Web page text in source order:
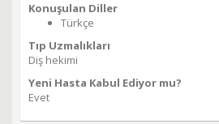
Konuşulan Diller
Türkçe
Tıp Uzmalıkları
Diş hekimi
Yeni Hasta Kabul Ediyor mu?
Evet